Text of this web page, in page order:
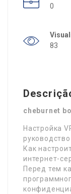
0
83
cheburnet
Настройка
руководство
Как
интернет-
Перед тем